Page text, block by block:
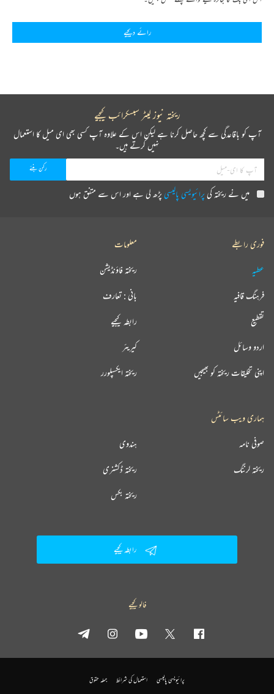
رائے دیجیے
ریختہ نیوز لیٹر سبسکرائب کیجیے
آپ کو باقاعدگی سے کچھ حاصل کرنا ہے لیکن اس کے علاوہ آپ کسی بھی ای میل کا استعمال
نہیں کرتے ہیں۔
میں نے ریختہ کیپرائیویسی پالیسیپڑھ لی ہے اور اس سے متفق ہوں
فوری رابطے
عطیہ
فرہنگ قافیہ
تقطیع
اردو وسائل
اپنی تخلیقات ریختہ کو بھیجیں
معلومات
ریختہ فاؤنڈیشن
بانی : تعارف
رابطہ کیجیے
کیریئر
ریختہ ایکسپلورر
ہماری ویب سائٹس
ہندوی صوفی نامہ
ریختہ ڈکشنری ریختہ لرننگ
ریختہ بکس
رابطہ کیجیے
فالو کیجیے
پرائیویسی پالیسی استعمال کی شرائط جملہ حقوق